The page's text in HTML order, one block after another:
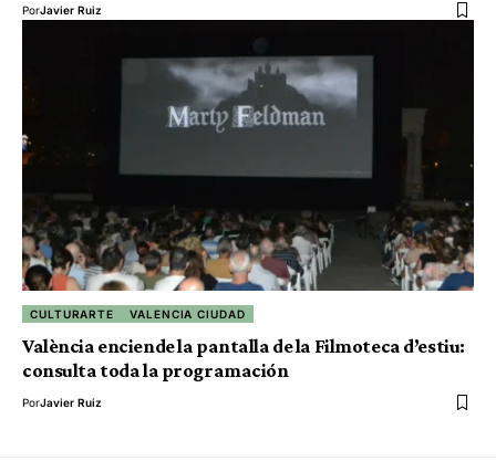
PorJavier Ruiz
CULTURARTE VALENCIA CIUDAD
València enciende la pantalla de la Filmoteca d’estiu:
consulta toda la programación
PorJavier Ruiz